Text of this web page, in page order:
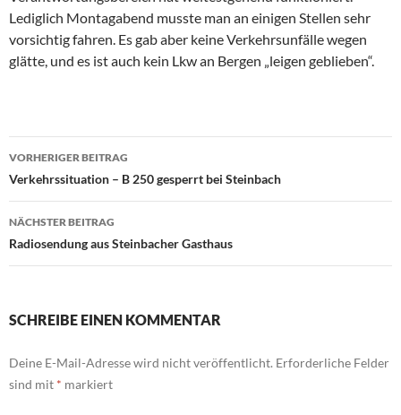
Lediglich Montagabend musste man an einigen Stellen sehr
vorsichtig fahren. Es gab aber keine Verkehrsunfälle wegen
glätte, und es ist auch kein Lkw an Bergen „leigen geblieben“.
Beitrags-
Navigation
VORHERIGER BEITRAG
Verkehrssituation – B 250 gesperrt bei Steinbach
NÄCHSTER BEITRAG
Radiosendung aus Steinbacher Gasthaus
SCHREIBE EINEN KOMMENTAR
Deine E-Mail-Adresse wird nicht veröffentlicht. Erforderliche Felder
sind mit * markiert